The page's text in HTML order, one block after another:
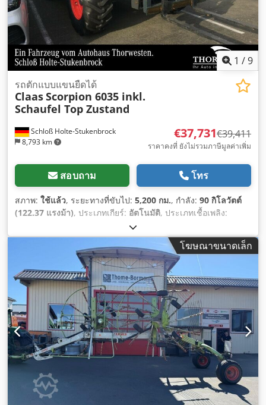
1 /9
Schloß Holte-Stukenbrock
8,793 km
รถตักแบบแขนยืดได้
ClaasScorpion 6035 inkl.
Schaufel Top Zustand
€37,731€39,411
ราคาคงที่ ยังไม่รวมภาษีมูลค่าเพิ่ม
สอบถาม โทร
สภาพ: ใช้แล้ว, ระยะทางที่ขับไป: 5,200 กม., กำลัง: 90 กิโลวัตต์
(122.37 แรงม้า), ประเภทเกียร์: อัตโนมัติ, ประเภทเชื้อเพลิง:
8,500 กก.
หนักบรรทุกสูงสุด:2,900 กก., ความสูงยก:6,150,000 มม, จำนวน
, การลงทะเบียนครั้งแรก:01/2016, ชั่วโมงการทำงาน:
, ความสูงรวม:46,800 มม, ห้องโดยสารคนขับ:
ระยะฐานล้อ:2,850 มม
โฆษณาขนาดเล็ก